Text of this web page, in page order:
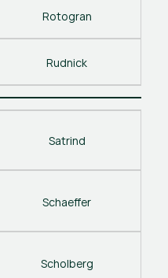
Rotogran
Rudnick
Satrind
Schaeffer
Scholberg